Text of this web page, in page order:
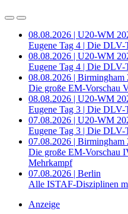
08.08.2026 | U20-WM
Eugene Tag 4 | Die DLV-
08.08.2026 | U20-WM
Eugene Tag 4 | Die DLV-
08.08.2026 | Birmingham
Die große EM-Vorschau
08.08.2026 | U20-WM
Eugene Tag 3 | Die DLV-
07.08.2026 | U20-WM
Eugene Tag 3 | Die DLV-
07.08.2026 | Birmingham
Die große EM-Vorschau
Mehrkampf
07.08.2026 | Berlin
Alle ISTAF-Disziplinen
Anzeige